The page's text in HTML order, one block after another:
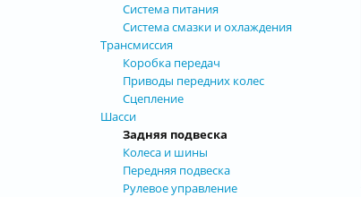
Система питания
Система смазки и охлаждения
Трансмиссия
Коробка передач
Приводы передних колес
Сцепление
Шасси
Задняя подвеска
Колеса и шины
Передняя подвеска
Рулевое управление